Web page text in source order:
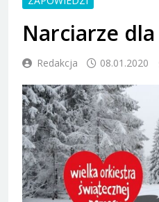
Narciarze dla
Redakcja 08.01.2020